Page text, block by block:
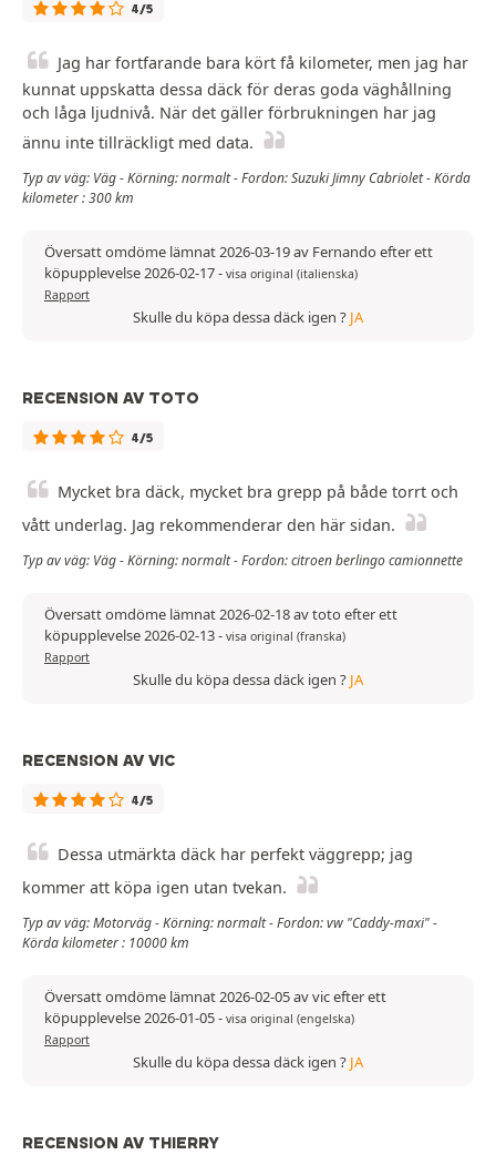
4/5
Jag har fortfarande bara kört få kilometer, men jag har
kunnat uppskatta dessa däck för deras goda väghållning
och låga ljudnivå. När det gäller förbrukningen har jag
ännu inte tillräckligt med data.
Typ av väg: Väg - Körning: normalt - Fordon: Suzuki Jimny Cabriolet - Körda
kilometer : 300 km
Översatt omdöme lämnat 2026-03-19 av Fernando efter ett
köpupplevelse 2026-02-17- visa original (italienska)
Rapport
Skulle du köpa dessa däck igen ? JA
RECENSION AV TOTO
4/5
Mycket bra däck, mycket bra grepp på både torrt och
vått underlag. Jag rekommenderar den här sidan.
Typ av väg: Väg - Körning: normalt - Fordon: citroen berlingo camionnette
Översatt omdöme lämnat 2026-02-18 av toto efter ett
köpupplevelse 2026-02-13- visa original (franska)
Rapport
Skulle du köpa dessa däck igen ? JA
RECENSION AV VIC
4/5
Dessa utmärkta däck har perfekt väggrepp; jag
kommer att köpa igen utan tvekan.
Typ av väg: Motorväg - Körning: normalt - Fordon: vw "Caddy-maxi" -
Körda kilometer : 10000 km
Översatt omdöme lämnat 2026-02-05 av vic efter ett
köpupplevelse 2026-01-05- visa original (engelska)
Rapport
Skulle du köpa dessa däck igen ? JA
RECENSION AV THIERRY